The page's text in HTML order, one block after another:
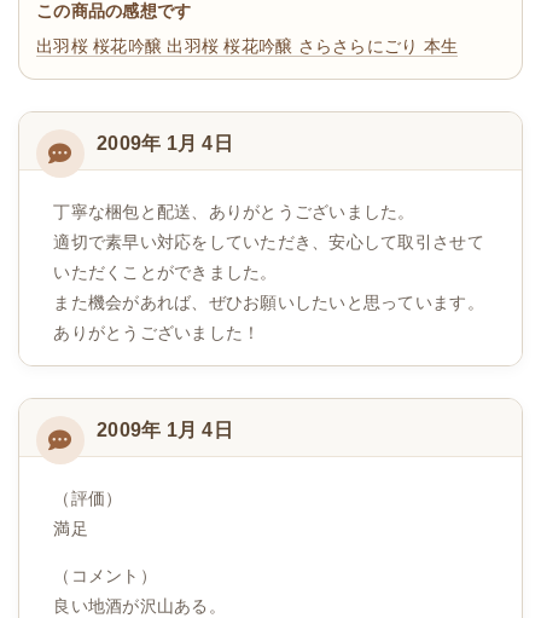
この商品の感想です
出羽桜 桜花吟醸 出羽桜 桜花吟醸 さらさらにごり 本生
2009年 1月 4日
丁寧な梱包と配送、ありがとうございました。
適切で素早い対応をしていただき、安心して取引させて
いただくことができました。
また機会があれば、ぜひお願いしたいと思っています。
ありがとうございました！
2009年 1月 4日
（評価）
満足
（コメント）
良い地酒が沢山ある。